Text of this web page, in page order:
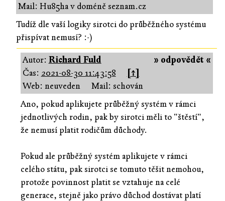
Mail: Hu85ha v doméně seznam.cz
Tudíž dle vaší logiky sirotci do průběžného systému
přispívat nemusí? :-)
» odpovědět «
Autor: Richard Fuld
Čas: 2021-08-30 11:43:58
[↑]
Web: neuveden
Mail: schován
Ano, pokud aplikujete průběžný systém v rámci
jednotlivých rodin, pak by sirotci měli to "štěstí",
že nemusí platit rodičům důchody.
Pokud ale průběžný systém aplikujete v rámci
celého státu, pak sirotci se tomuto těšit nemohou,
protože povinnost platit se vztahuje na celé
generace, stejně jako právo důchod dostávat platí